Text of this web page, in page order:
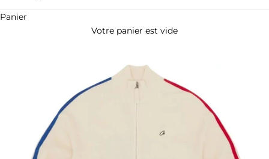
Panier
Votre panier est vide